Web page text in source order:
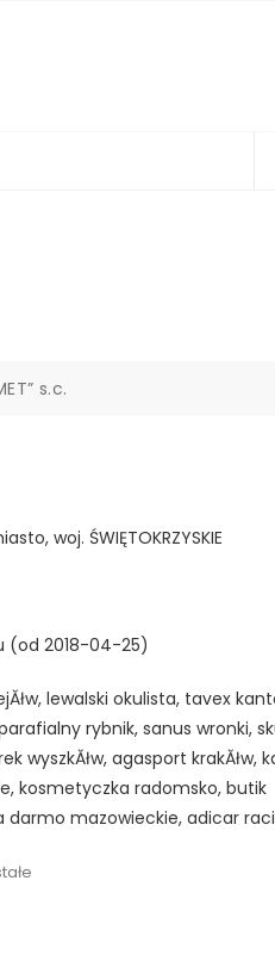
s.c.
woj. ŚWIĘTOKRZYSKIE
(od 2018-04-25)
lewalski okulista, tavex
rybnik, sanus wronki,
wyszkĂłw, agasport krakĂłw,
kosmetyczka radomsko, butik
mazowieckie, adicar